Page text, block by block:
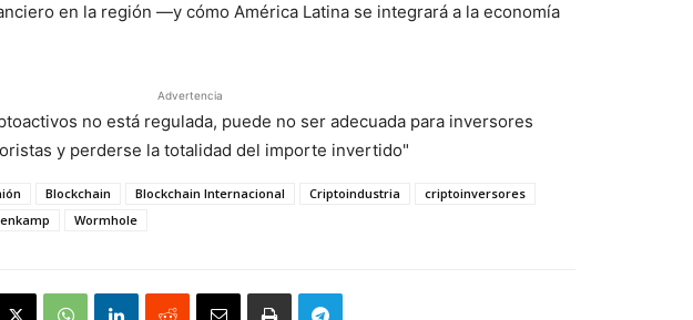
en la región —y cómo América Latina se integrará a la economía
Advertencia
no está regulada, puede no ser adecuada para inversores
y perderse la totalidad del importe invertido"
Blockchain Blockchain Internacional Criptoindustria
criptoinversores
Wormhole